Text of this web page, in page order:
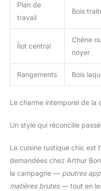
Plan de
travail
Bois
Îlot central
Chêne
noyer
Rangements Bois
Le charme intemporel de la
Un style qui réconcilie
La cuisine rustique chic est
demandées chez Arthur
la campagne — poutres
matières brutes— tout en